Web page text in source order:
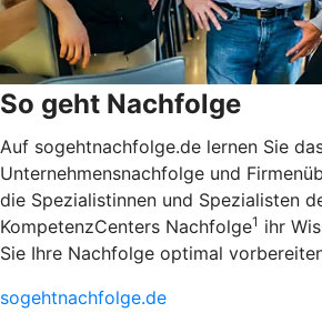
So geht Nachfolge
Auf sogehtnachfolge.de lernen Sie
Unternehmensnachfolge und
die Spezialistinnen und Spezialisten
KompetenzCenters Nachfolge1 ihr
Sie Ihre Nachfolge optimal
sogehtnachfolge.de